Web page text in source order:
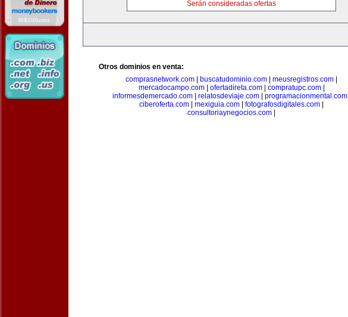
Serán consideradas ofertas
Otros dominios en venta:
comprasnetwork.com
buscatudominio.com meusregistros.com
mercadocampo.com| ofertadireta.com| compratupc.com|
informesdemercado.com| relatosdeviaje.com| programacionmental.com|
ciberoferta.com
mexiguia.com fotografosdigitales.com
consultoriaynegocios.com